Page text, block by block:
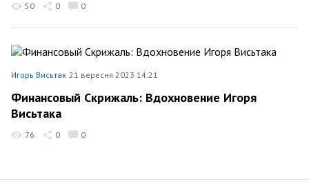
50 0 0
Игорь Висьтак 21 вересня 2023 14:21
Финансовый Скрижаль: Вдохновение Игоря
Висьтака
76 0 0